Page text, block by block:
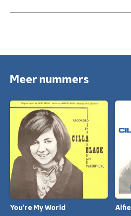
Meer nummers
You're My World
Alfie